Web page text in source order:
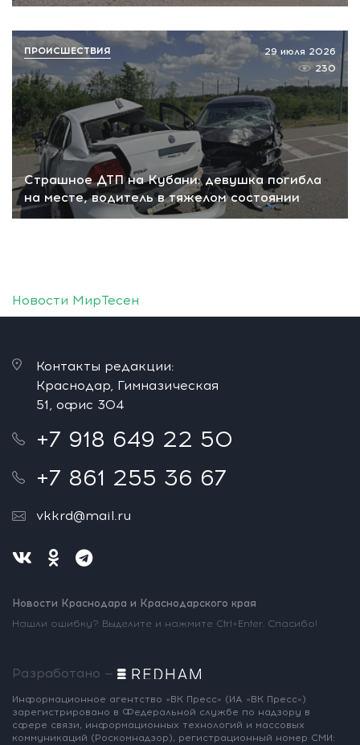
Страшное ДТП на Кубани: девушка погибла
на месте, водитель в тяжелом состоянии
29 июля 2026
230
ПРОИСШЕСТВИЯ
Новости МирТесен
Контакты редакции:
Краснодар, Гимназическая
51, офис 304
+7 918 649 22 50
+7 861 255 36 67
vkkrd@mail.ru
Новости Краснодара и Краснодарского края
Нашли ошибку? Выделите и нажмите Ctrl+Enter. Спасибо!
Разработано —
Информационное агентство «ВК Пресс» (ИА «ВК Пресс»)
зарегистрировано в Федеральной службе по надзору в
сфере связи, информационных технологий и массовых
коммуникаций (Роскомнадзор), регистрационный номер СМИ: